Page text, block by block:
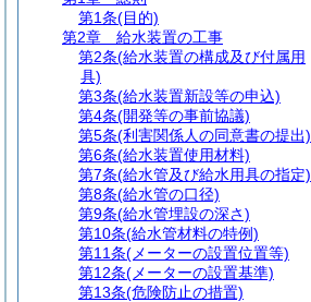
第1条(目的)
第2章
給水装置の工事
第2条(給水装置の構成及び付属用
具)
第3条(給水装置新設等の申込)
第4条(開発等の事前協議)
第5条(利害関係人の同意書の提出)
第6条(給水装置使用材料)
第7条(給水管及び給水用具の指定)
第8条(給水管の口径)
第9条(給水管埋設の深さ)
第10条(給水管材料の特例)
第11条(メーターの設置位置等)
第12条(メーターの設置基準)
第13条(危険防止の措置)